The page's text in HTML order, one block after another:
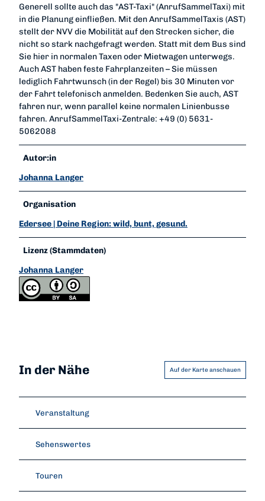
Generell sollte auch das "AST-Taxi" (AnrufSammelTaxi) mit
in die Planung einfließen. Mit den AnrufSammelTaxis (AST)
stellt der NVV die Mobilität auf den Strecken sicher, die
nicht so stark nachgefragt werden. Statt mit dem Bus sind
Sie hier in normalen Taxen oder Mietwagen unterwegs.
Auch AST haben feste Fahrplanzeiten – Sie müssen
lediglich Fahrtwunsch (in der Regel) bis 30 Minuten vor
der Fahrt telefonisch anmelden. Bedenken Sie auch, AST
fahren nur, wenn parallel keine normalen Linienbusse
fahren. AnrufSammelTaxi-Zentrale: +49 (0) 5631-
5062088
Autor:in
Johanna Langer
Organisation
Edersee | Deine Region: wild, bunt, gesund.
Lizenz (Stammdaten)
Johanna Langer
In der Nähe Auf der Karte anschauen
Veranstaltung
Sehenswertes
Touren